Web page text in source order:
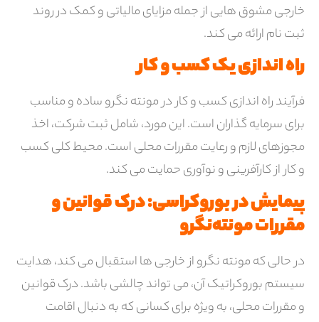
خارجی مشوق هایی از جمله مزایای مالیاتی و کمک در روند
ثبت نام ارائه می کند.
راه اندازی یک کسب و کار
فرآیند راه اندازی کسب و کار در مونته نگرو ساده و مناسب
برای سرمایه گذاران است. این مورد، شامل ثبت شرکت، اخذ
مجوزهای لازم و رعایت مقررات محلی است. محیط کلی کسب
و کار از کارآفرینی و نوآوری حمایت می کند.
پیمایش در بوروکراسی: درک قوانین و
مقررات مونته‌نگرو
در حالی که مونته نگرو از خارجی ها استقبال می کند، هدایت
سیستم بوروکراتیک آن، می تواند چالشی باشد. درک قوانین
و مقررات محلی، به ویژه برای کسانی که به دنبال اقامت